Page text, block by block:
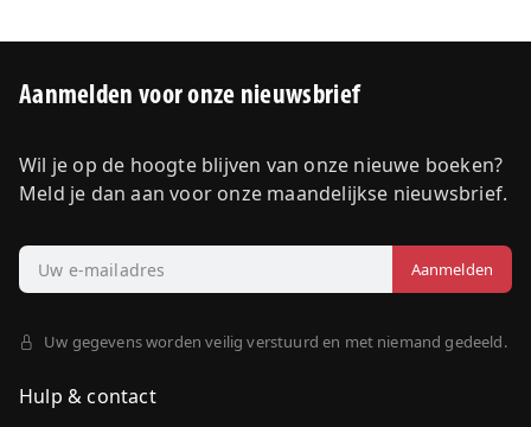
Aanmelden voor onze nieuwsbrief
Wil je op de hoogte blijven van onze nieuwe boeken?
Meld je dan aan voor onze maandelijkse nieuwsbrief.
Uw gegevens worden veilig verstuurd en met niemand gedeeld.
Hulp & contact